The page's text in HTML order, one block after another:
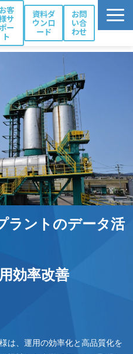
お客
サ
ポー
ト
資料ダ
ウンロ
ード
お問
い合
わせ
ューション一覧
IoTの強み
ービス
例
グ
資料
ー一覧
ラントのデータ活
効率改善
は、運用の効率化と高品質化を